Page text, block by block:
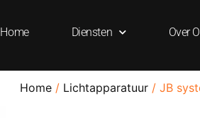
Home Diensten Over
Home / Lichtapparatuur / JB